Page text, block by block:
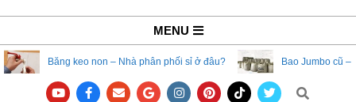
Navigation
Menu
MENU
Băng keo non – Nhà phân phối sỉ ở đâu? Bao Jumbo cũ –
Search